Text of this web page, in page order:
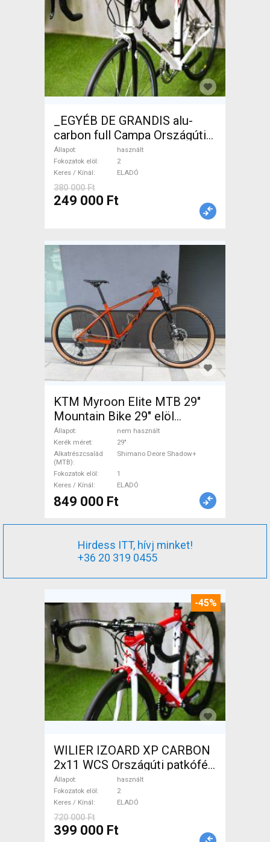
_EGYÉB DE GRANDIS alu-
carbon full Campa Országúti
használt ELADÓ
Állapot
használt
Fokozatok elöl
2
Keres / Kínál
ELADÓ
380 000 Ft
249 000 Ft
KTM Myroon Elite MTB 29"
Mountain Bike 29" elöl
teleszkópos Shimano Deore
Shadow+ nem használt
ELADÓ
Állapot
nem használt
Kerék méret
29"
Alkatrészcsalád
(MTB)
Shimano Deore Shadow+
Fokozatok elöl
1
Keres / Kínál
ELADÓ
849 000 Ft
Hirdess ITT, hívj minket!
+36 20 319 0455
-45%
WILIER IZOARD XP CARBON
2x11 WCS Országúti patkófék
használt ELADÓ
Állapot
használt
Fokozatok elöl
2
Keres / Kínál
ELADÓ
720 000 Ft
399 000 Ft